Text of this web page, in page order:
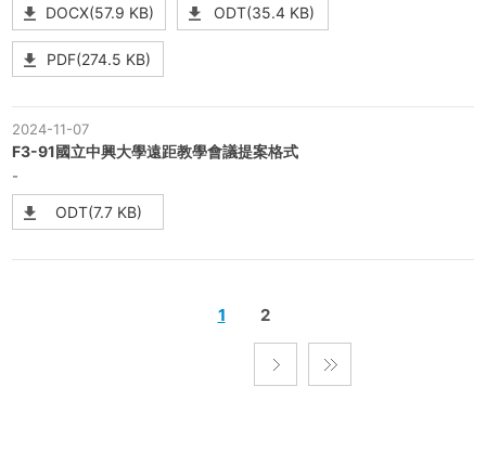
DOCX(57.9 KB) ODT(35.4 KB)
PDF(274.5 KB)
2024-11-07
F3-91國立中興大學遠距教學會議提案格式
-
ODT(7.7 KB)
1 2